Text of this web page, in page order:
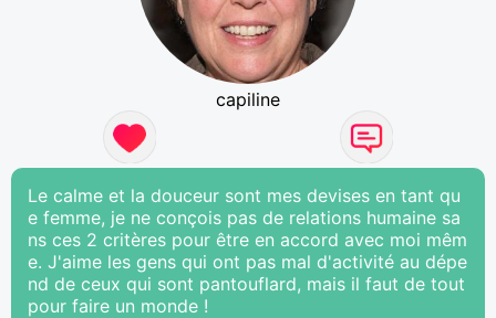
capiline
Le calme et la douceur sont mes devises en tant qu
e femme, je ne conçois pas de relations humaine sa
ns ces 2 critères pour être en accord avec moi mêm
e. J'aime les gens qui ont pas mal d'activité au dépe
nd de ceux qui sont pantouflard, mais il faut de tout
pour faire un monde !